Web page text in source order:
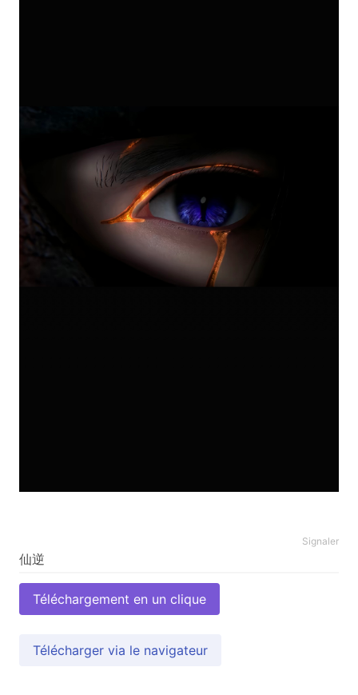
Signaler
Téléchargement en un clique
Télécharger via le navigateur